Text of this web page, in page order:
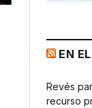
EN
Revés
recurso